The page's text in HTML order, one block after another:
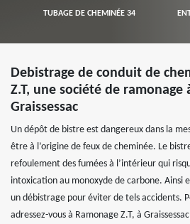
TUBAGE DE CHEMINÉE 34
Debistrage de conduit de
Z.T, une société de ramonage
Graissessac
Un dépôt de bistre est dangereux dans la
être à l’origine de feux de cheminée. Le
refoulement des fumées à l’intérieur qui
intoxication au monoxyde de carbone. Ainsi
un débistrage pour éviter de tels accidents.
adressez-vous à Ramonage Z.T, à